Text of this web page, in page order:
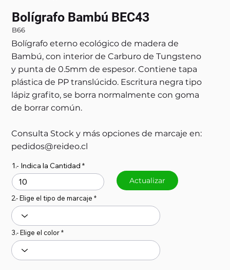
Bolígrafo Bambú BEC43
B66
Bolígrafo eterno ecológico de madera de
Bambú, con interior de Carburo de Tungsteno
y punta de 0.5mm de espesor. Contiene tapa
plástica de PP translúcido. Escritura negra tipo
lápiz grafito, se borra normalmente con goma
de borrar común.
Consulta Stock y más opciones de marcaje en:
pedidos@reideo.cl
1.- Indica la Cantidad
Actualizar
2.- Elige el tipo de marcaje
3.- Elige el color